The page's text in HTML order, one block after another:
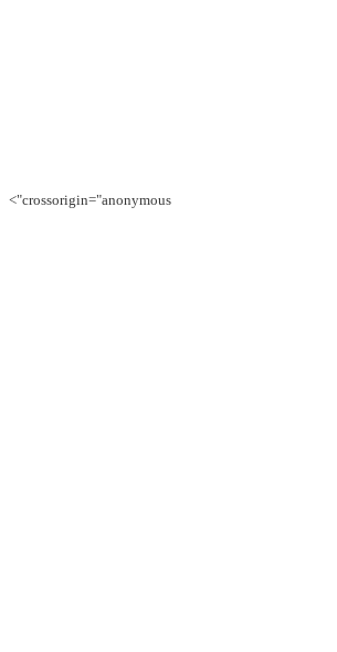
crossorigin="anonymous">